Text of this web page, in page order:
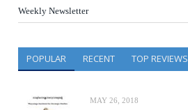
Weekly Newsletter
POPULAR RECENT TOP REVIEWS
MAY 26, 2018